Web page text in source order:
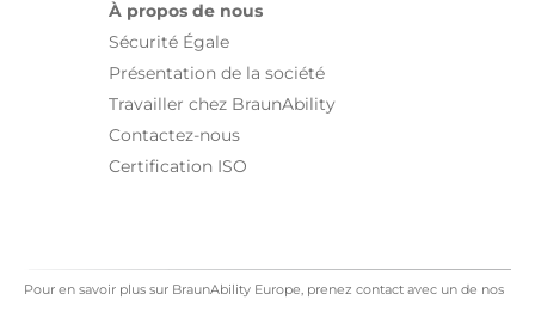
À propos de nous
Sécurité Égale
Présentation de la société
Travailler chez BraunAbility
Contactez-nous
Certification ISO
Pour en savoir plus sur BraunAbility Europe, prenez contact avec un de nos